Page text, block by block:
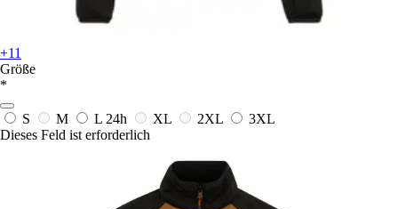
+11
Größe
*
S M L 24h XL 2XL
3XL
Dieses Feld ist erforderlich